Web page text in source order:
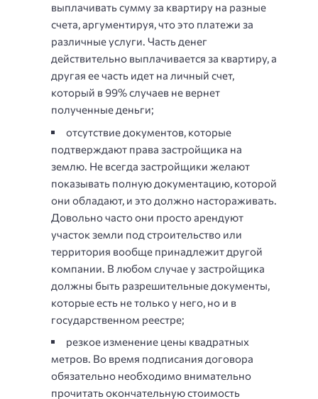
выплачивать сумму за квартиру на разные
счета, аргументируя, что это платежи за
различные услуги. Часть денег
действительно выплачивается за квартиру, а
другая ее часть идет на личный счет,
который в 99% случаев не вернет
полученные деньги;
отсутствие документов, которые
подтверждают права застройщика на
землю. Не всегда застройщики желают
показывать полную документацию, которой
они обладают, и это должно настораживать.
Довольно часто они просто арендуют
участок земли под строительство или
территория вообще принадлежит другой
компании. В любом случае у застройщика
должны быть разрешительные документы,
которые есть не только у него, но и в
государственном реестре;
резкое изменение цены квадратных
метров. Во время подписания договора
обязательно необходимо внимательно
прочитать окончательную стоимость